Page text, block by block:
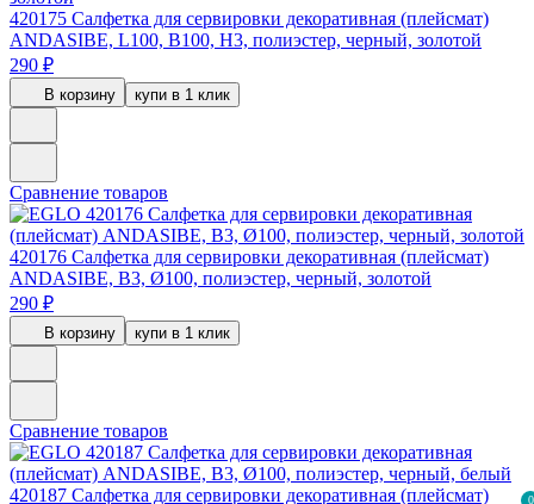
0
420175 Салфетка для сервировки декоративная (плейсмат)
ANDASIBE, L100, B100, H3, полиэстер, черный, золотой
290 ₽
В корзину купи в 1 клик
Сравнение товаров
420176 Салфетка для сервировки декоративная (плейсмат)
ANDASIBE, B3, Ø100, полиэстер, черный, золотой
290 ₽
В корзину купи в 1 клик
Сравнение товаров
420187 Салфетка для сервировки декоративная (плейсмат)